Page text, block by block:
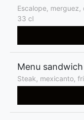
Escalope,
33 cl
Menu
Steak, mexicanto,